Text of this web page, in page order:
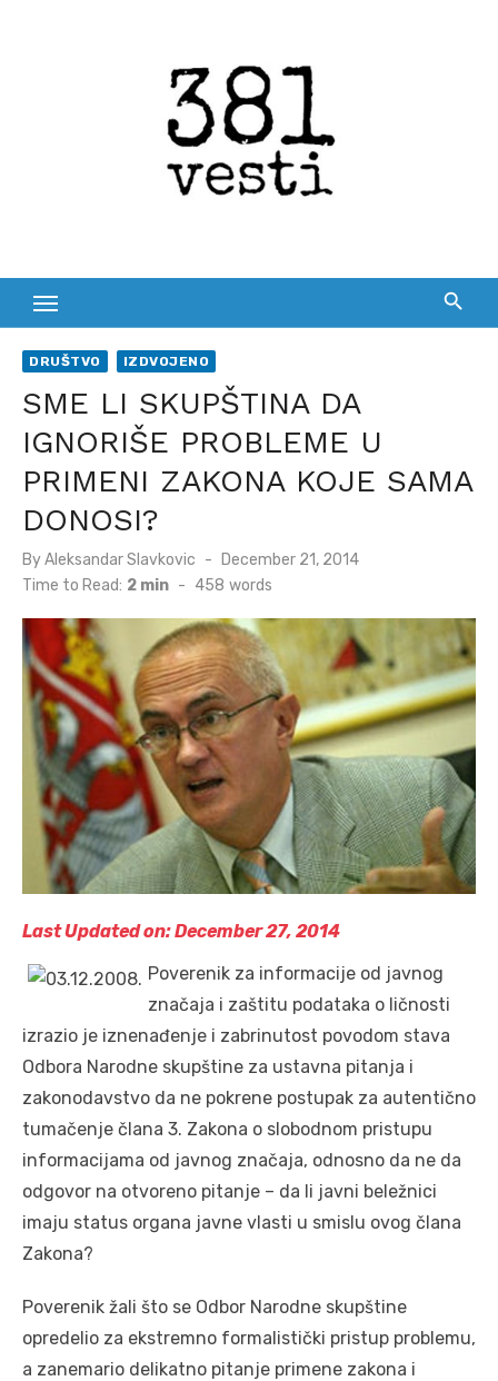
DRUŠTVO IZDVOJENO
SME LI SKUPŠTINA DA
IGNORIŠE PROBLEME U
PRIMENI ZAKONA KOJE SAMA
DONOSI?
ByAleksandar Slavkovic
Posted
on
December 21, 2014
Time to Read: 2 min - 458 words
Last Updated on: December 27, 2014
Poverenik za informacije od javnog
značaja i zaštitu podataka o ličnosti
izrazio je iznenađenje i zabrinutost povodom stava
Odbora Narodne skupštine za ustavna pitanja i
zakonodavstvo da ne pokrene postupak za autentično
tumačenje člana 3. Zakona o slobodnom pristupu
informacijama od javnog značaja, odnosno da ne da
odgovor na otvoreno pitanje – da li javni beležnici
imaju status organa javne vlasti u smislu ovog člana
Zakona?
Poverenik žali što se Odbor Narodne skupštine
opredelio za ekstremno formalistički pristup problemu,
a zanemario delikatno pitanje primene zakona i